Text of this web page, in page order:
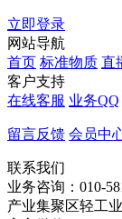
立即登录
网站导航
首页 标准物质 直
客户支持
在线客服 业务QQ
留言反馈 会员中
联系我们
业务咨询：010-
产业集聚区轻工